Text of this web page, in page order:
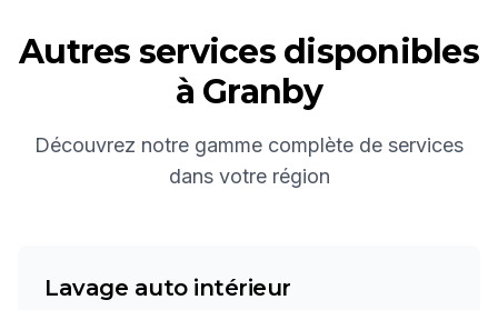
Autres services disponibles
à Granby
Découvrez notre gamme complète de services
dans votre région
Lavage auto intérieur